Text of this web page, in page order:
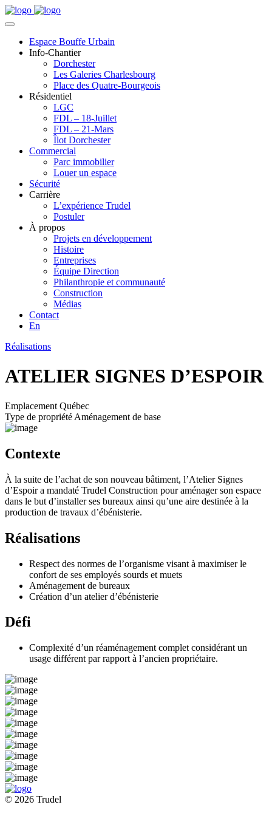
Espace Bouffe Urbain
Info-Chantier
Dorchester
Les Galeries Charlesbourg
Place des Quatre-Bourgeois
Résidentiel
LGC
FDL – 18-Juillet
FDL – 21-Mars
Îlot Dorchester
Commercial
Parc immobilier
Louer un espace
Sécurité
Carrière
L’expérience Trudel
Postuler
À propos
Projets en développement
Histoire
Entreprises
Équipe Direction
Philanthropie et communauté
Construction
Médias
Contact
En
Réalisations
ATELIER SIGNES D’ESPOIR
Emplacement Québec
Type de propriété Aménagement de base
Contexte
À la suite de l’achat de son nouveau bâtiment, l’Atelier Signes
d’Espoir a mandaté Trudel Construction pour aménager son espace
dans le but d’installer ses bureaux ainsi qu’une aire destinée à la
production de travaux d’ébénisterie.
Réalisations
Respect des normes de l’organisme visant à maximiser le
confort de ses employés sourds et muets
Aménagement de bureaux
Création d’un atelier d’ébénisterie
Défi
Complexité d’un réaménagement complet considérant un
usage différent par rapport à l’ancien propriétaire.
© 2026 Trudel